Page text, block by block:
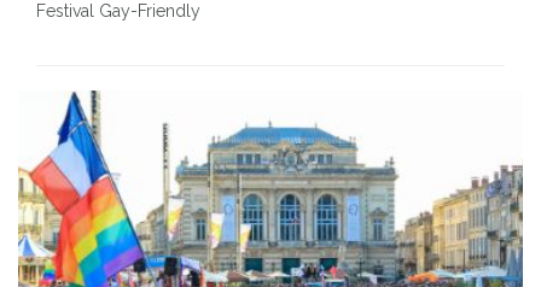
Festival Gay-Friendly